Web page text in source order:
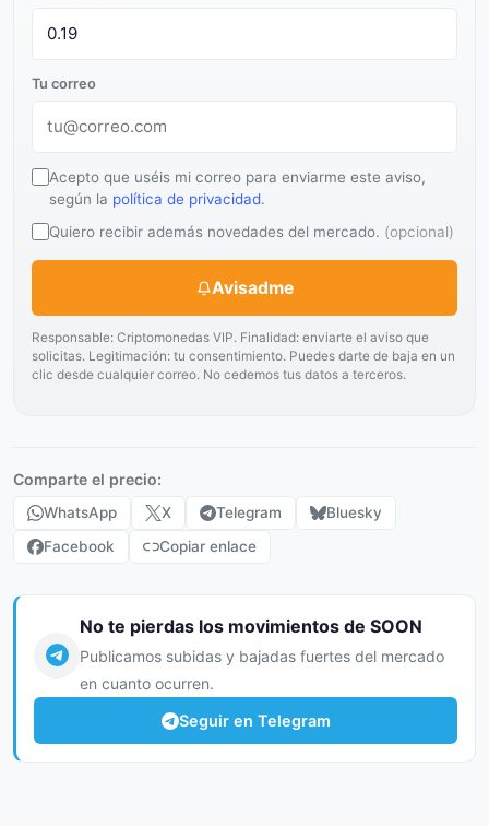
Tu correo
Acepto que uséis mi correo para enviarme este aviso,
según la política de privacidad.
Quiero recibir además novedades del mercado. (opcional)
Avisadme
Responsable: Criptomonedas VIP. Finalidad: enviarte el aviso que
solicitas. Legitimación: tu consentimiento. Puedes darte de baja en un
clic desde cualquier correo. No cedemos tus datos a terceros.
Comparte el precio:
WhatsApp X Telegram
Bluesky
Facebook
Copiar enlace
No te pierdas los movimientos de SOON
Publicamos subidas y bajadas fuertes del mercado
en cuanto ocurren.
Seguir en Telegram